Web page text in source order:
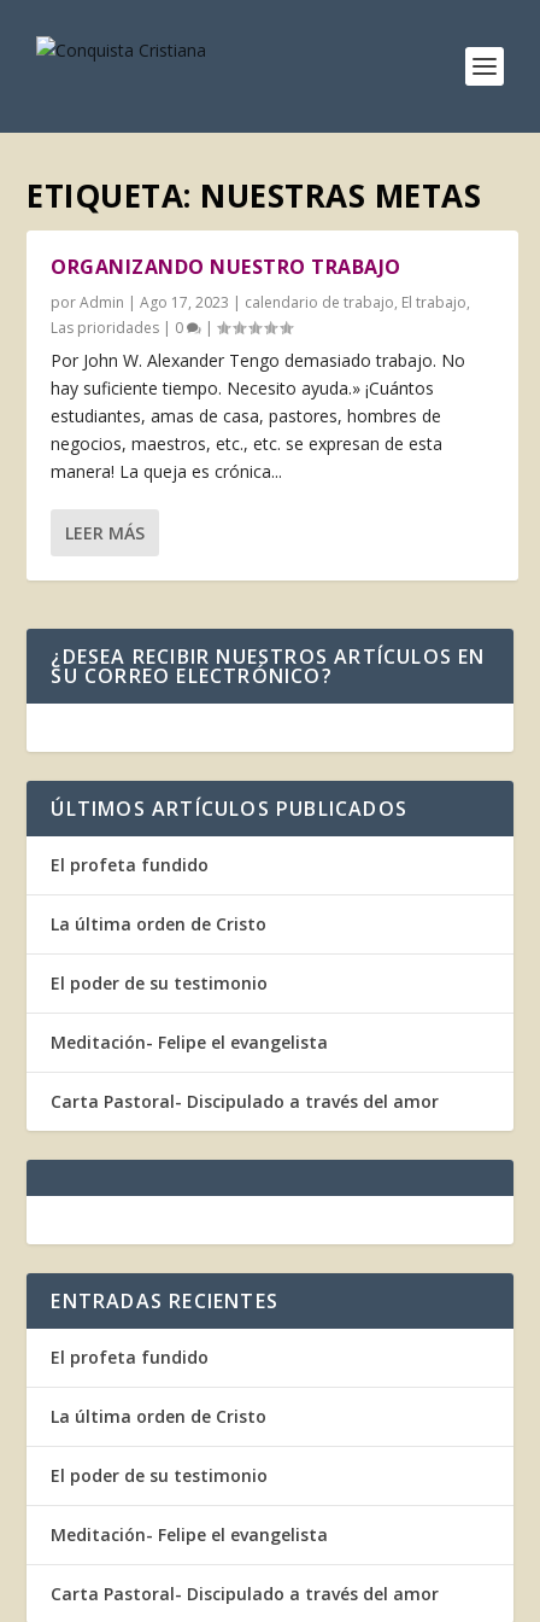
ETIQUETA: NUESTRAS METAS
ORGANIZANDO NUESTRO TRABAJO
porAdmin |Ago 17, 2023 | calendario de trabajo, El trabajo,
Las prioridades | 0 |
Por John W. Alexander Tengo demasiado trabajo. No
hay suficiente tiempo. Necesito ayuda.» ¡Cuántos
estudiantes, amas de casa, pastores, hombres de
negocios, maestros, etc., etc. se ex­presan de esta
manera! La queja es crónica...
LEER MÁS
¿DESEA RECIBIR NUESTROS ARTÍCULOS EN
SU CORREO ELECTRÓNICO?
ÚLTIMOS ARTÍCULOS PUBLICADOS
El profeta fundido
La última orden de Cristo
El poder de su testimonio
Meditación- Felipe el evangelista
Carta Pastoral- Discipulado a través del amor
ENTRADAS RECIENTES
El profeta fundido
La última orden de Cristo
El poder de su testimonio
Meditación- Felipe el evangelista
Carta Pastoral- Discipulado a través del amor